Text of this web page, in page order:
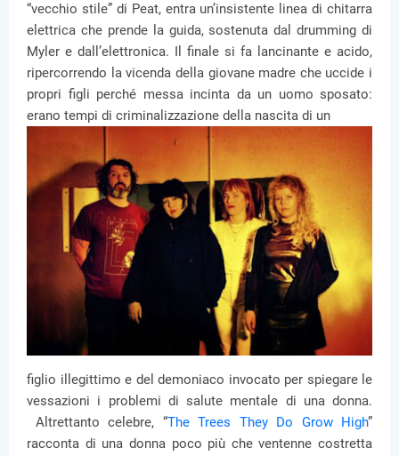
“vecchio stile” di Peat, entra un’insistente linea di chitarra
elettrica che prende la guida, sostenuta dal drumming di
Myler e dall’elettronica. Il finale si fa lancinante e acido,
ripercorrendo la vicenda della giovane madre che uccide i
propri figli perché messa incinta da un uomo sposato:
erano tempi di criminalizzazione della nascita di un
figlio illegittimo e del demoniaco invocato per spiegare le
vessazioni i problemi di salute mentale di una donna.
Altrettanto celebre, “The Trees They Do Grow High”
racconta di una donna poco più che ventenne costretta